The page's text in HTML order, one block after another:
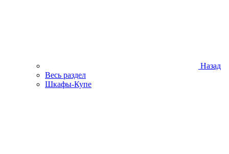
Назад
Весь раздел
Шкафы-Купе